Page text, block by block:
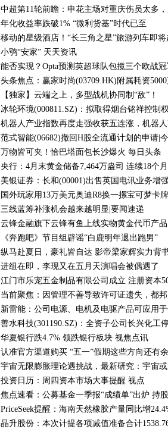
中超第11轮前瞻：申花主场对重庆伤员太多
年化收益率跌破1% “微利货基”时代已至
移动的星级酒店！“长三角之星”旅游列车即
小鸮“安家” 天天资讯
能否实现？Opta预测英超球队包揽三个欧战
头条焦点：赢家时尚(03709.HK)附属耗资
【独家】云端之上，多型战机协同制“敌”！
冰轮环境(000811.SZ)：拟取得烟台铭祥控制
机器人产业指数再度走强收获五连涨，机器
范式智能(06682)撤回H股全流通计划的申请|
万物皆可夹！恰巴塔面包长沙爆火 每日头条
央行：4月末黄金储备7,464万盎司 连续18个
美银证券：长和(00001)出售英国电讯业务增
国外玩家用13万美元奥迪R8换一摞宝可梦卡
三线蓝筹补涨机会越来越明显|要闻速递
云锋金融旗下云锋有鱼上线实物黄金代币产
《奔跑吧》节目组辟谣“白鹿明年退出跑男”
纵马赴夏日，豪礼皆自达 影帝梁家辉实力背
进组在即，李现又在五月天演唱会被偶遇了
江门市乐宠五金制品有限公司成立 注册资本
当前聚焦：因管理不善导致许可证遗失，都
新雷能：公司电源、电机及电驱产品可应用
善水科技(301190.SZ)：全资子公司长兴化工
华夏银行跌4.7% 领跌银行板块 视焦点讯
认准官方渠道购买 “五一”假期这些方向还有
宇宙无限膨胀理论遇挑战，最新研究：宇宙
投资日历：周四资本市场大事提醒 视点
焦点速看：公募基金一季报“成绩单”出炉 持
PriceSeek提醒：海南天然橡胶产量同比增
晶升股份：本次计提各项减值准备合计